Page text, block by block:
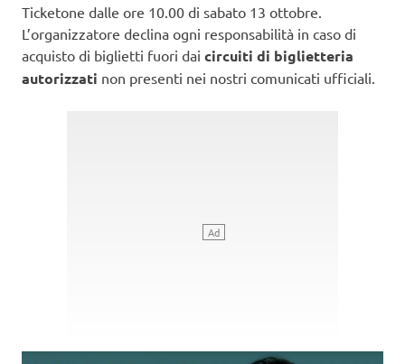
Ticketone dalle ore 10.00 di sabato 13 ottobre.
L’organizzatore declina ogni responsabilità in caso di
acquisto di biglietti fuori dai circuiti di biglietteria
autorizzati non presenti nei nostri comunicati ufficiali.